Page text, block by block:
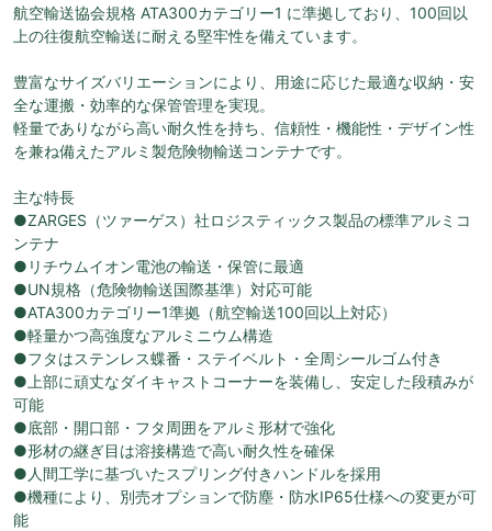
航空輸送協会規格 ATA300カテゴリー1 に準拠しており、100回以
上の往復航空輸送に耐える堅牢性を備えています。
豊富なサイズバリエーションにより、用途に応じた最適な収納・安
全な運搬・効率的な保管管理を実現。
軽量でありながら高い耐久性を持ち、信頼性・機能性・デザイン性
を兼ね備えたアルミ製危険物輸送コンテナです。
主な特長
●ZARGES（ツァーゲス）社ロジスティックス製品の標準アルミコ
ンテナ
●リチウムイオン電池の輸送・保管に最適
●UN規格（危険物輸送国際基準）対応可能
●ATA300カテゴリー1準拠（航空輸送100回以上対応）
●軽量かつ高強度なアルミニウム構造
●フタはステンレス蝶番・ステイベルト・全周シールゴム付き
●上部に頑丈なダイキャストコーナーを装備し、安定した段積みが
可能
●底部・開口部・フタ周囲をアルミ形材で強化
●形材の継ぎ目は溶接構造で高い耐久性を確保
●人間工学に基づいたスプリング付きハンドルを採用
●機種により、別売オプションで防塵・防水IP65仕様への変更が可
能